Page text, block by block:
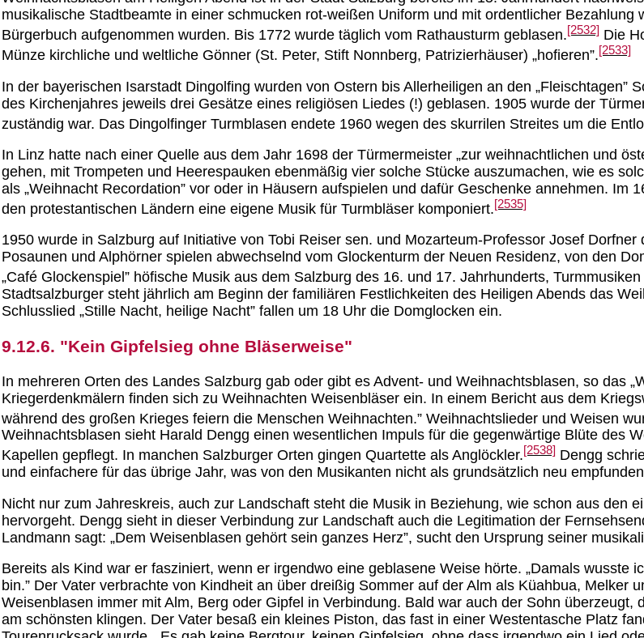
musikalische Stadtbeamte in einer schmucken rot-weißen Uniform und mit ordentlicher
Bürgerbuch aufgenommen wurden. Bis 1772 wurde täglich vom Rathausturm geblasen.[2532] Die
Münze kirchliche und weltliche Gönner (St. Peter, Stift Nonnberg, Patrizierhäuser) „hofieren”.[2533]
In der bayerischen Isarstadt Dingolfing wurden von Ostern bis Allerheiligen an den
des Kirchenjahres jeweils drei Gesätze eines religiösen Liedes (!) geblasen. 1905 wurde der
zuständig war. Das Dingolfinger Turmblasen endete 1960 wegen des skurrilen Streites um die
In Linz hatte nach einer Quelle aus dem Jahr 1698 der Türmermeister „zur weihnachtlichen und
gehen, mit Trompeten und Heerespauken ebenmäßig vier solche Stücke auszumachen, wie es
als „Weihnacht Recordation” vor oder in Häusern aufspielen und dafür Geschenke annehmen.
den protestantischen Ländern eine eigene Musik für Turmbläser komponiert.[2535]
1950 wurde in Salzburg auf Initiative von Tobi Reiser sen. und Mozarteum-Professor Josef
Posaunen und Alphörner spielen abwechselnd vom Glockenturm der Neuen Residenz, von den
„Café Glockenspiel” höfische Musik aus dem Salzburg des 16. und 17. Jahrhunderts,
Stadtsalzburger steht jährlich am Beginn der familiären Festlichkeiten des Heiligen Abends das
Schlusslied „Stille Nacht, heilige Nacht” fallen um 18 Uhr die Domglocken ein.
9.12.6. "Kein Gipfelsieg ohne Bläserweise"
In mehreren Orten des Landes Salzburg gab oder gibt es Advent- und Weihnachtsblasen, so das
Kriegerdenkmälern finden sich zu Weihnachten Weisenbläser ein. In einem Bericht aus dem
während des großen Krieges feiern die Menschen Weihnachten.” Weihnachtslieder und Weisen
Weihnachtsblasen sieht Harald Dengg einen wesentlichen Impuls für die gegenwärtige Blüte des
Kapellen gepflegt. In manchen Salzburger Orten gingen Quartette als Anglöckler.[2538] Dengg
und einfachere für das übrige Jahr, was von den Musikanten nicht als grundsätzlich neu
Nicht nur zum Jahreskreis, auch zur Landschaft steht die Musik in Beziehung, wie schon aus den
hervorgeht. Dengg sieht in dieser Verbindung zur Landschaft auch die Legitimation der
Landmann sagt: „Dem Weisenblasen gehört sein ganzes Herz”, sucht den Ursprung seiner
Bereits als Kind war er fasziniert, wenn er irgendwo eine geblasene Weise hörte. „Damals
bin.” Der Vater verbrachte von Kindheit an über dreißig Sommer auf der Alm als Küahbua, Melker
Weisenblasen immer mit Alm, Berg oder Gipfel in Verbindung. Bald war auch der Sohn
am schönsten klingen. Der Vater besaß ein kleines Piston, das fast in einer Westentasche Platz